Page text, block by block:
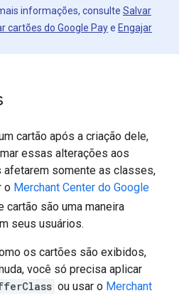
informações, consulte Salvar
cartões do Google Paye Engajar
cartão após a criação dele,
essas alterações aos
afetarem somente as classes,
o Merchant Center do Google
cartão são uma maneira
seus usuários.
os cartões são exibidos,
você só precisa aplicar
ou usar o Merchant